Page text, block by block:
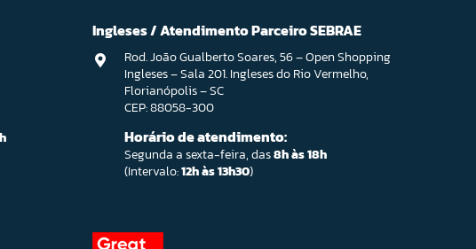
Ingleses / Atendimento Parceiro SEBRAE
Rod. João Gualberto Soares, 56 – Open Shopping
Ingleses – Sala 201. Ingleses do Rio Vermelho,
Florianópolis – SC
CEP: 88058-300
Horário de atendimento:
Segunda a sexta-feira, das8h às 18h
(Intervalo:12h às 13h30)